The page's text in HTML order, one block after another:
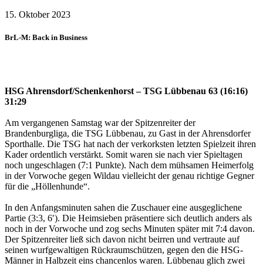
15. Oktober 2023
BrL-M: Back in Business
HSG Ahrensdorf/Schenkenhorst – TSG Lübbenau 63 (16:16)
31:29
Am vergangenen Samstag war der Spitzenreiter der
Brandenburgliga, die TSG Lübbenau, zu Gast in der Ahrensdorfer
Sporthalle. Die TSG hat nach der verkorksten letzten Spielzeit ihren
Kader ordentlich verstärkt. Somit waren sie nach vier Spieltagen
noch ungeschlagen (7:1 Punkte). Nach dem mühsamen Heimerfolg
in der Vorwoche gegen Wildau vielleicht der genau richtige Gegner
für die „Höllenhunde“.
In den Anfangsminuten sahen die Zuschauer eine ausgeglichene
Partie (3:3, 6′). Die Heimsieben präsentiere sich deutlich anders als
noch in der Vorwoche und zog sechs Minuten später mit 7:4 davon.
Der Spitzenreiter ließ sich davon nicht beirren und vertraute auf
seinen wurfgewaltigen Rückraumschützen, gegen den die HSG-
Männer in Halbzeit eins chancenlos waren. Lübbenau glich zwei